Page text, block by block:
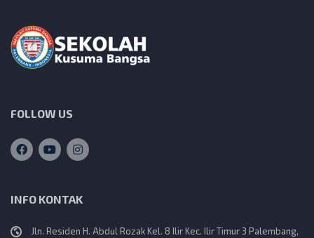
FOLLOW US
INFO KONTAK
Jln. Residen H. Abdul Rozak Kel. 8 Ilir Kec. Ilir Timur 3 Palembang,